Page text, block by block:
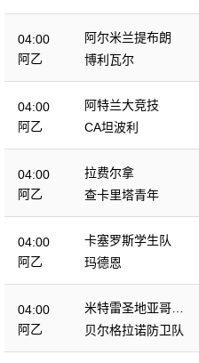
04:00
阿乙
阿尔米兰提布朗
博利瓦尔
04:00
阿乙
阿特兰大竞技
CA坦波利
04:00
阿乙
拉费尔拿
查卡里塔青年
04:00
阿乙
卡塞罗斯学生队
玛德恩
04:00
阿乙
米特雷圣地亚哥竞
技
贝尔格拉诺防卫队